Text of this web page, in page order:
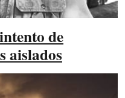
de
aislados